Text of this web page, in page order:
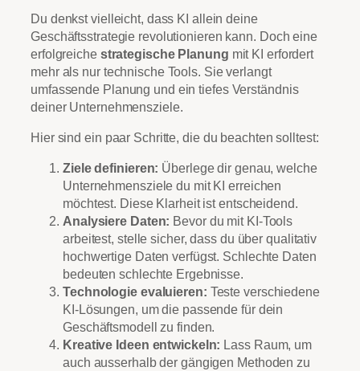
Du denkst vielleicht, dass KI allein deine
Geschäftsstrategie revolutionieren kann. Doch eine
erfolgreiche strategische Planung mit KI erfordert
mehr als nur technische Tools. Sie verlangt
umfassende Planung und ein tiefes Verständnis
deiner Unternehmensziele.
Hier sind ein paar Schritte, die du beachten solltest:
Ziele definieren: Überlege dir genau, welche
Unternehmensziele du mit KI erreichen
möchtest. Diese Klarheit ist entscheidend.
Analysiere Daten: Bevor du mit KI-Tools
arbeitest, stelle sicher, dass du über qualitativ
hochwertige Daten verfügst. Schlechte Daten
bedeuten schlechte Ergebnisse.
Technologie evaluieren: Teste verschiedene
KI-Lösungen, um die passende für dein
Geschäftsmodell zu finden.
Kreative Ideen entwickeln: Lass Raum, um
auch ausserhalb der gängigen Methoden zu